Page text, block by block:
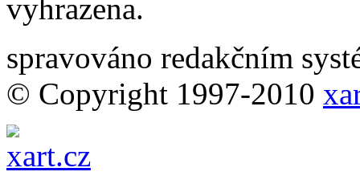
vyhrazena.
spravováno redakčním
© Copyright 1997-2010